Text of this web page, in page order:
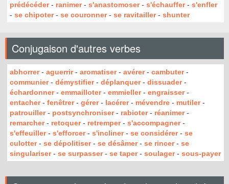
prédécéder- ranimer- s'anastomoser- s'échauffer- s'enfler
- se chipoter- se couronner- se ravitailler- shunter
Conjugaison d'autres verbes
abhorrer- aguerrir- aromatiser- avérer- cambuter-
communier- démystifier- déplanquer- dissuader-
échardonner- emmailloter- emmieller- engraisser-
entacher- fenêtrer- gérer- lacérer- mévendre - mutiler-
patrouiller- postsynchroniser- rabioter- réanimer-
remarcher- retoquer- retremper- s'accompagner-
s'effeuiller- s'efforcer- s'incliner- se considérer- se
culotter- se dépolitiser- se désâmer- se rincer- se
singulariser- se surpasser- se taper- soulager- sous-payer